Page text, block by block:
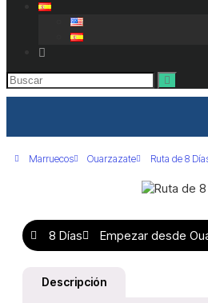
Marruecos Ouarzazate Ruta de 8
8 Días Empezar desde
Descripción